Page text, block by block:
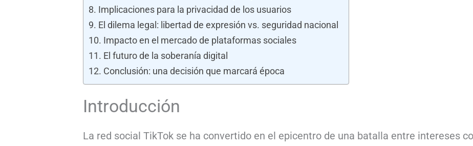
Implicaciones para la privacidad de los usuarios
El dilema legal: libertad de expresión vs. seguridad nacional
Impacto en el mercado de plataformas sociales
El futuro de la soberanía digital
Conclusión: una decisión que marcará época
Introducción
La red social TikTok se ha convertido en el epicentro de una batalla entre intereses